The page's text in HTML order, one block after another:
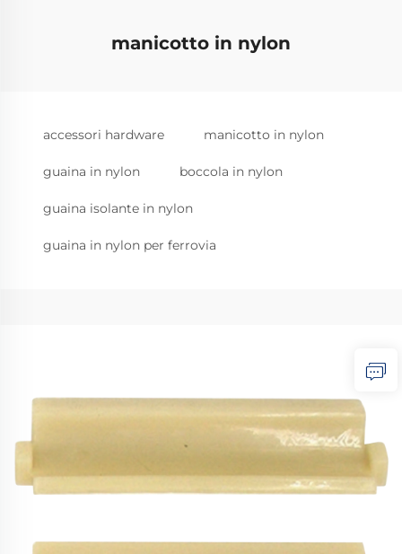
manicotto in nylon
accessori hardware manicotto in nylon
guaina in nylon boccola in nylon
guaina isolante in nylon
guaina in nylon per ferrovia